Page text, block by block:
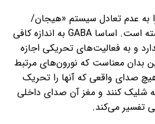
به عدم تعادل سیستم «هیجان/
آرامش» در مغز مرتبط دانسته است. اساسا GABA به اندازه کافی
و به فعالیت‌های تحریکی اجازه
بدان معناست که نورون‌های مرتبط
صدای واقعی که آنها را تحریک
شلیک کنند و مغز آن صدای داخلی
تفسیر می‌کند.